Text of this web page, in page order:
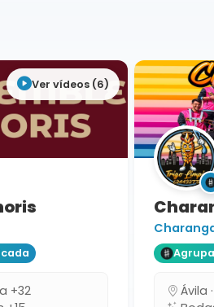
Ver vídeos (6)
+32
Ávila ·